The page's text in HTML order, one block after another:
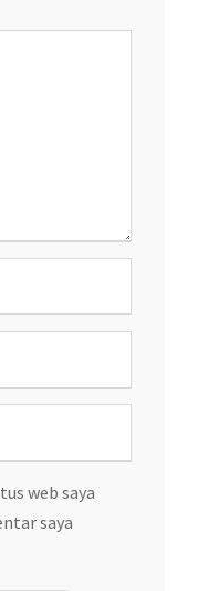
web saya
saya